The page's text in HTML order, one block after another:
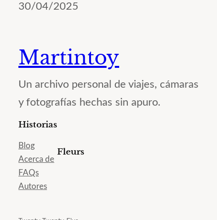
30/04/2025
Martintoy
Un archivo personal de viajes, cámaras
y fotografías hechas sin apuro.
Historias
Blog
Acerca de
FAQs
Autores
Fleurs